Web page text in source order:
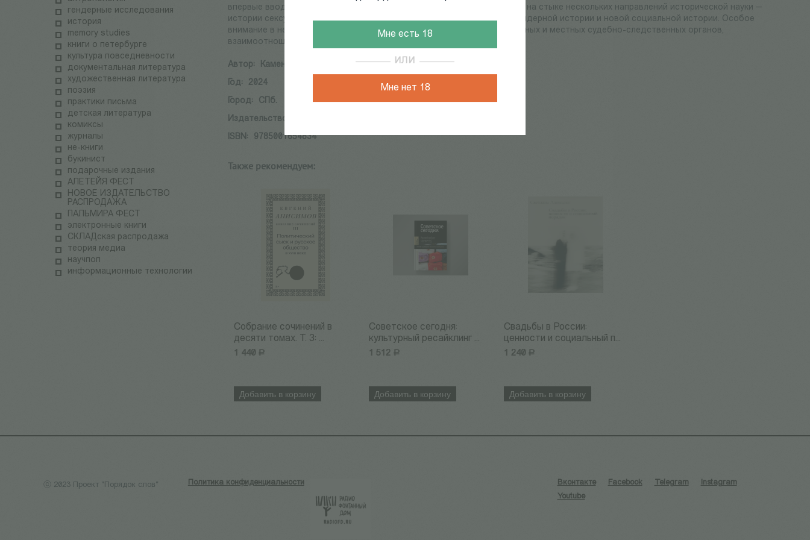
Мне есть 18
ИЛИ
Мне нет 18
гендерные исследования
история
memory studies
книги о петербурге
культура повседневности
документальная литература
художественная литература
поэзия
практики письма
детская литература
комиксы
журналы
не-книги
букинист
подарочные издания
АЛЕТЕЙЯ ФЕСТ
НОВОЕ ИЗДАТЕЛЬСТВО
РАСПРОДАЖА
ПАЛЬМИРА ФЕСТ
электронные книги
СКЛАДская распродажа
теория медиа
научпоп
информационные технологии
впервые вводимых в научный оборот архивных источников, находится на стыке нескольких направлений исторической науки —
истории сексуальности, истории эмоций, истории повседневности, гендерной истории и новой социальной истории. Особое
внимание в ней также уделено практикам функционирования центральных и местных судебно-следственных органов,
взаимоотношениям государственных и церковных учреждений.
Автор:
Каменский А.Б.
Год:
2024
Город:
СПб.
Издательство:
ISBN:
9785001654834
Также рекомендуем:
Собрание сочинений в
десяти томах. Т. 3: ...
1 440 Р
Добавить в корзину
Советское сегодня:
культурный ресайклинг ...
1 512 Р
Добавить в корзину
Свадьбы в России:
ценности и социальный п...
1 240 Р
Добавить в корзину
ⓒ 2023 Проект "Порядок слов" Политика конфиденциальности Вконтакте Facebook Telegram
Instagram
Youtube